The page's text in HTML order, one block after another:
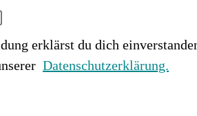
erklärst du dich
Datenschutzerklärung.